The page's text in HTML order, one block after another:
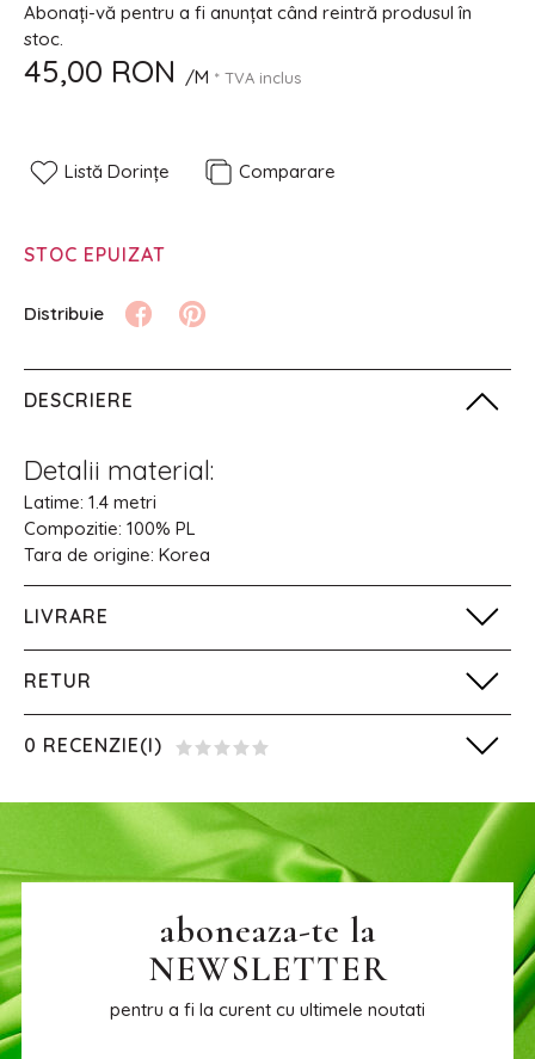
Abonați-vă pentru a fi anunțat când reintră produsul în
stoc.
45,00 RON /M * TVA inclus
Listă Dorințe Comparare
STOC EPUIZAT
DESCRIERE
Detalii material:
Latime: 1.4 metri
Compozitie: 100% PL
Tara de origine: Korea
LIVRARE
RETUR
0 RECENZIE(I)
aboneaza-te la
NEWSLETTER
pentru a fi la curent cu ultimele noutati